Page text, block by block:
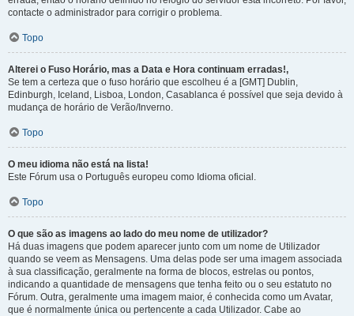
contacte o administrador para corrigir o problema.
Topo
Alterei o Fuso Horário, mas a Data e Hora continuam erradas!,
Se tem a certeza que o fuso horário que escolheu é a [GMT] Dublin,
Edinburgh, Iceland, Lisboa, London, Casablanca é possível que seja devido à
mudança de horário de Verão/Inverno.
Topo
O meu idioma não está na lista!
Este Fórum usa o Português europeu como Idioma oficial.
Topo
O que são as imagens ao lado do meu nome de utilizador?
Há duas imagens que podem aparecer junto com um nome de Utilizador
quando se veem as Mensagens. Uma delas pode ser uma imagem associada
à sua classificação, geralmente na forma de blocos, estrelas ou pontos,
indicando a quantidade de mensagens que tenha feito ou o seu estatuto no
Fórum. Outra, geralmente uma imagem maior, é conhecida como um Avatar,
que é normalmente única ou pertencente a cada Utilizador. Cabe ao